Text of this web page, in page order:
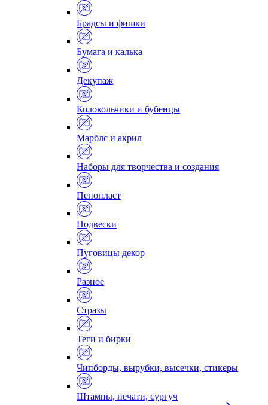
Брадсы и фишки
Бумага и калька
Декупаж
Колокольчики и бубенцы
Марблс и акрил
Наборы для творчества и создания
Пенопласт
Подвески
Пуговицы декор
Разное
Стразы
Теги и бирки
Чипборды, вырубки, высечки, стикеры
Штампы, печати, сургуч